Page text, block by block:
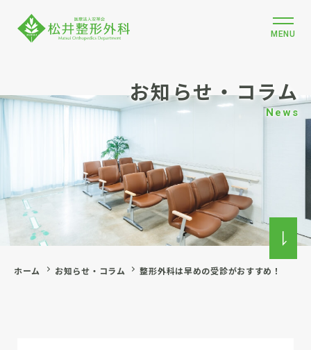
MENU
お知らせ・コラム
News
ホーム お知らせ・コラム 整形外科は早めの受診がおすすめ！